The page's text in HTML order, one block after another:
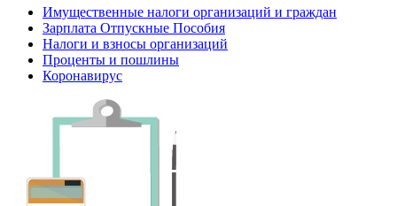
Имущественные налоги организаций и граждан
Зарплата Отпускные Пособия
Налоги и взносы организаций
Проценты и пошлины
Коронавирус